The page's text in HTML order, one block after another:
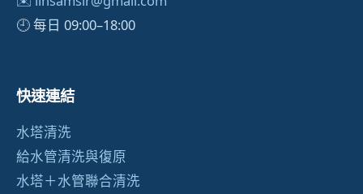
🕘 每日 09:00–18:00
快速連結
水塔清洗
給水管清洗與復原
水塔＋水管聯合清洗